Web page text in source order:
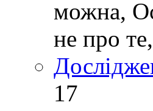
можна,
не про
17